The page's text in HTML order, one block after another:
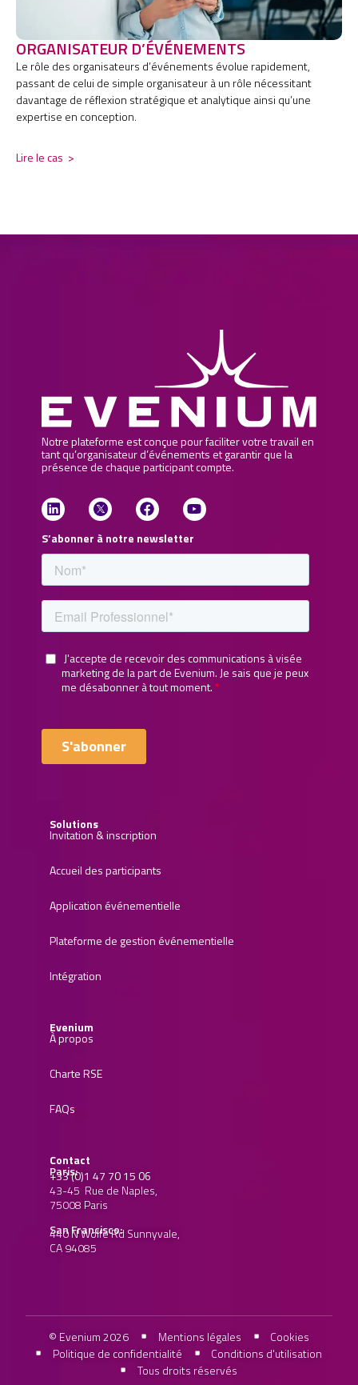
ORGANISATEUR D’ÉVÉNEMENTS
Le rôle des organisateurs d’événements évolue rapidement,
passant de celui de simple organisateur à un rôle nécessitant
davantage de réflexion stratégique et analytique ainsi qu’une
expertise en conception.
Lire le cas >
Notre plateforme est conçue pour faciliter votre travail en
tant qu’organisateur d’événements et garantir que la
présence de chaque participant compte.
S’abonner à notre newsletter
Solutions
Invitation & inscription
Accueil des participants
Application événementielle
Plateforme de gestion événementielle
Intégration
Evenium
À propos
Charte RSE
FAQs
Contact
Paris:
+33 (0)1 47 70 15 06
43-45 Rue de Naples,
75008 Paris
San Francisco:
440 N Wolfe Rd Sunnyvale,
CA 94085
© Evenium 2026 Mentions légales
Cookies
Politique de confidentialité
Conditions d'utilisation
Tous droits réservés